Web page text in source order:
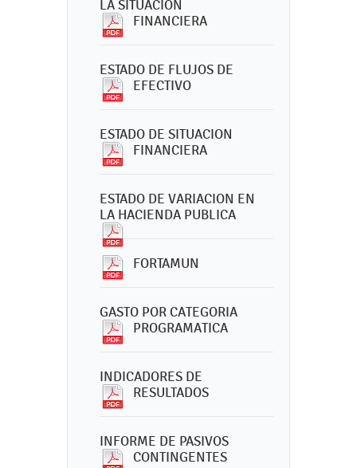
LA SITUACION
FINANCIERA
ESTADO DE FLUJOS DE
EFECTIVO
ESTADO DE SITUACION
FINANCIERA
ESTADO DE VARIACION EN
LA HACIENDA PUBLICA
FORTAMUN
GASTO POR CATEGORIA
PROGRAMATICA
INDICADORES DE
RESULTADOS
INFORME DE PASIVOS
CONTINGENTES